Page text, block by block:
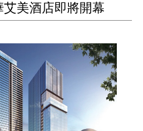
艾美酒店即將開幕